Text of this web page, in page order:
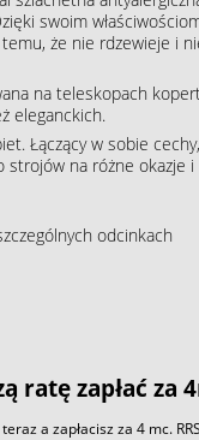
swoim
że nie rdzewieje i
na teleskopach
eleganckich.
Łączący w sobie
na różne okazje
odcinkach
ratę zapłać za
a zapłacisz za 4 mc.